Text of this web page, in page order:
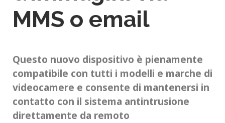
MMS o email
Questo nuovo dispositivo è pienamente
compatibile con tutti i modelli e marche di
videocamere e consente di mantenersi in
contatto con il sistema antintrusione
direttamente da remoto